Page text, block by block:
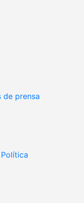
de prensa